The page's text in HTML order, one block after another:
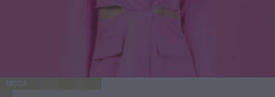
MODA